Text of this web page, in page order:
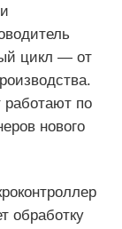
цикл — от
работают по
нового
обработку